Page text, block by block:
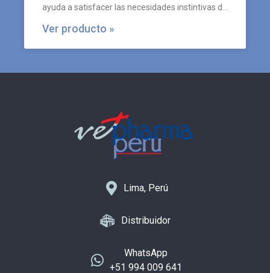
ayuda a satisfacer las necesidades instintivas de
Ver producto »
Lima, Perú
Distribuidor
WhatsApp
+51 994 009 641